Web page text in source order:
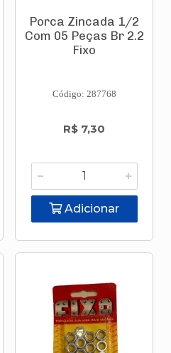
Porca Zincada 1/2
Com 05 Peças Br 2.2
Fixo
Código: 287768
R$ 7,30
Adicionar